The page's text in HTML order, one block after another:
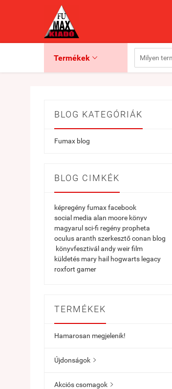
Termékek 
BLOG KATEGÓRIÁK
Fumax blog
BLOG CIMKÉK
képregényfumaxfacebook
social media alan moore könyv
magyarul sci-fi regény propheta
oculusaranth szerkesztőconan blog
könyvfesztivál andyweirfilm
küldetés mary hail hogwarts legacy
roxfort gamer
TERMÉKEK
Hamarosan megjelenik!
Újdonságok 
Akciós csomagok 